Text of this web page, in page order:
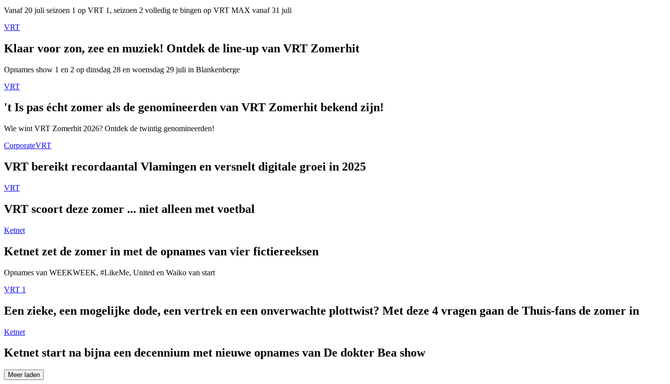
Vanaf 20 juli seizoen 1 op VRT 1, seizoen 2 volledig te bingen op VRT MAX vanaf 31 juli
VRT
Klaar voor zon, zee en muziek! Ontdek de line-up van VRT Zomerhit
Opnames show 1 en 2 op dinsdag 28 en woensdag 29 juli in Blankenberge
VRT
't Is pas écht zomer als de genomineerden van VRT Zomerhit bekend zijn!
Wie wint VRT Zomerhit 2026? Ontdek de twintig genomineerden!
CorporateVRT
VRT bereikt recordaantal Vlamingen en versnelt digitale groei in 2025
VRT
VRT scoort deze zomer ... niet alleen met voetbal
Ketnet
Ketnet zet de zomer in met de opnames van vier fictiereeksen
Opnames van WEEKWEEK, #LikeMe, United en Waiko van start
VRT 1
Een zieke, een mogelijke dode, een vertrek en een onverwachte plottwist? Met deze 4 vragen gaan de Thuis-fans de zomer in
Ketnet
Ketnet start na bijna een decennium met nieuwe opnames van De dokter Bea show
Meer laden